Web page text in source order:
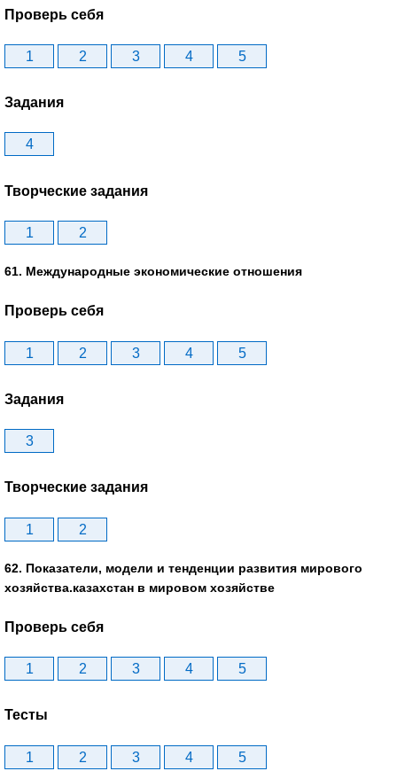
Проверь себя
1 2 3 4 5
Задания
4
Творческие задания
1 2
61. Международные экономические отношения
Проверь себя
1 2 3 4 5
Задания
3
Творческие задания
1 2
62. Показатели, модели и тенденции развития мирового
хозяйства.казахстан в мировом хозяйстве
Проверь себя
1 2 3 4 5
Тесты
1 2 3 4 5